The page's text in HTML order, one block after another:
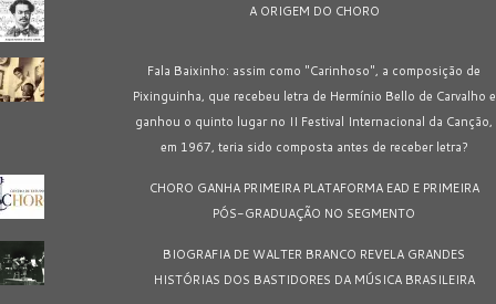
A ORIGEM DO CHORO
Fala Baixinho: assim como "Carinhoso", a composição de
Pixinguinha, que recebeu letra de Hermínio Bello de Carvalho e
ganhou o quinto lugar no II Festival Internacional da Canção,
em 1967, teria sido composta antes de receber letra?
CHORO GANHA PRIMEIRA PLATAFORMA EAD E PRIMEIRA
PÓS-GRADUAÇÃO NO SEGMENTO
BIOGRAFIA DE WALTER BRANCO REVELA GRANDES
HISTÓRIAS DOS BASTIDORES DA MÚSICA BRASILEIRA